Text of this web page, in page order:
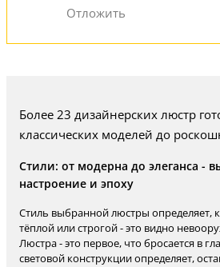
Более 23 дизайнерских люстр
классических моделей до
Стили: от модерна до элеганса -
настроение и эпоху
Стиль выбранной люстры определяет,
тёплой или строгой - это видно
Люстра - это первое, что бросается в
световой конструкции определяет,